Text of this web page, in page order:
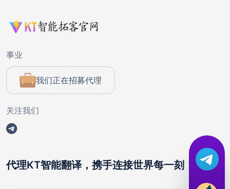
事业
我们正在招募代理
关注我们
代理KT智能翻译，携手连接世界每一刻！